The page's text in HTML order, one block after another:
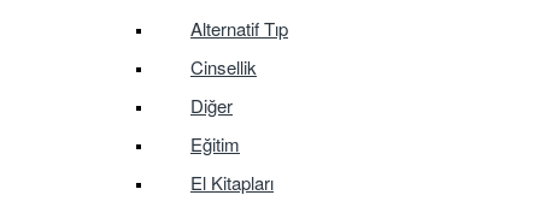
Alternatif Tıp
Cinsellik
Diğer
Eğitim
El Kitapları